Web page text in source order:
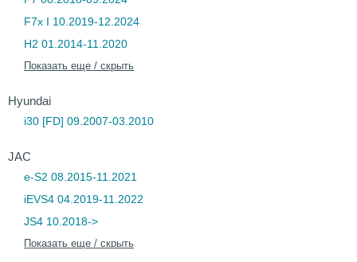
F7x I 10.2019-12.2024
H2 01.2014-11.2020
Показать еще / скрыть
Hyundai
i30 [FD] 09.2007-03.2010
JAC
e-S2 08.2015-11.2021
iEVS4 04.2019-11.2022
JS4 10.2018->
Показать еще / скрыть